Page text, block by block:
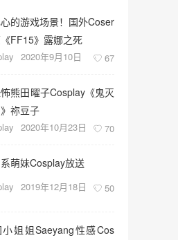
的游戏场景！国外Coser
FF15》露娜之死
2020年9月10日 67
熊田曜子Cosplay《鬼灭
祢豆子
2020年10月23日 70
萌妹Cosplay放送
2019年12月18日 50
姐姐Saeyang性感Cos